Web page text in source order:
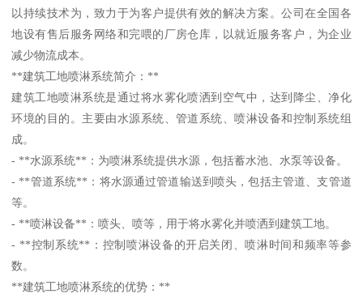
以持续技术为，致力于为客户提供有效的解决方案。公司在全国各
地设有售后服务网络和完喂的厂房仓库，以就近服务客户，为企业
减少物流成本。
**建筑工地喷淋系统简介：**
建筑工地喷淋系统是通过将水雾化喷洒到空气中，达到降尘、净化
环境的目的。主要由水源系统、管道系统、喷淋设备和控制系统组
成。
- **水源系统**：为喷淋系统提供水源，包括蓄水池、水泵等设备。
- **管道系统**：将水源通过管道输送到喷头，包括主管道、支管道
等。
- **喷淋设备**：喷头、喷等，用于将水雾化并喷洒到建筑工地。
- **控制系统**：控制喷淋设备的开启关闭、喷淋时间和频率等参
数。
**建筑工地喷淋系统的优势：**